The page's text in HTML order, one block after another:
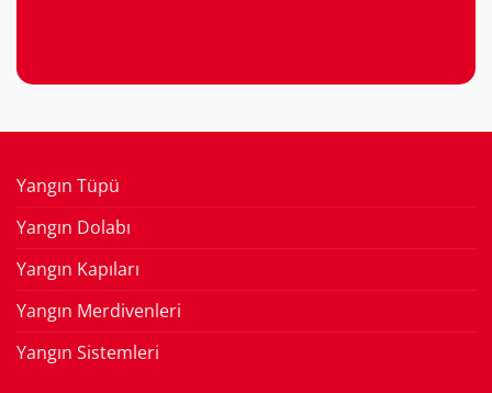
Yangın Tüpü
Yangın Dolabı
Yangın Kapıları
Yangın Merdivenleri
Yangın Sistemleri